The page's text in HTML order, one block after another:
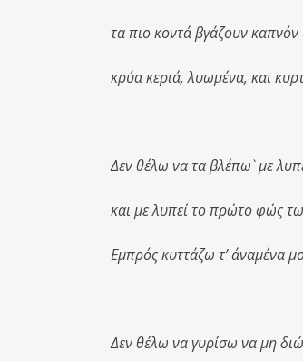
τα πιο κοντά βγάζουν
κρύα κεριά, λυωμένα, και
Δεν θέλω να τα βλέπω` με
και με λυπεί το πρώτο φώς
Εμπρός κυττάζω τ’ άναμένα
Δεν θέλω να γυρίσω να μη